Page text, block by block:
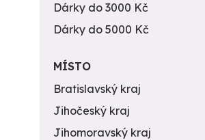
Dárky do 3000 Kč
Dárky do 5000 Kč
MÍSTO
Bratislavský kraj
Jihočeský kraj
Jihomoravský kraj